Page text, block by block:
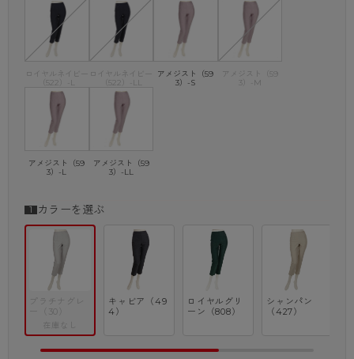
ロイヤルネイビー
（522）-L
ロイヤルネイビー
（522）-LL
アメジスト（59
3）-S
アメジスト（59
3）-M
アメジスト（59
3）-L
アメジスト（59
3）-LL
カラーを選ぶ
プラチナグレ
ー（30）
在庫なし
キャビア（49
4）
ロイヤルグリ
ーン（808）
シャンパン
（427）